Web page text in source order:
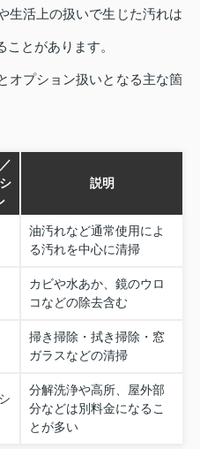
生活上の扱いで生じた汚れは
とがあります。
オプション扱いとなる主な箇
説明
油汚れなど通常使用によ
る汚れを中心に清掃
カビや水あか、鏡のウロ
コなどの除去含む
掃き掃除・拭き掃除・窓
ガラスなどの清掃
分解洗浄や高所、屋外部
分などは別料金になるこ
とが多い